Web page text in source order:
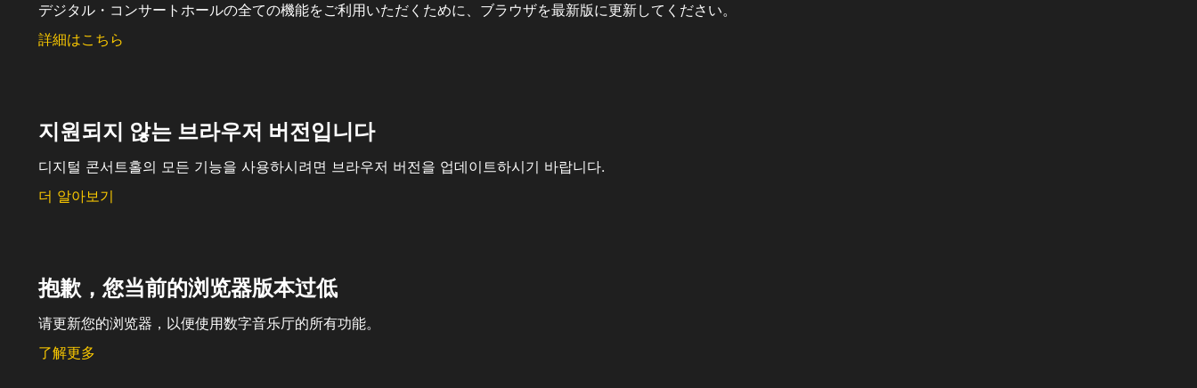
デジタル・コンサートホールの全ての機能をご利用いただくために、ブラウザを最新版に更新してください。
詳細はこちら
지원되지 않는 브라우저 버전입니다
디지털 콘서트홀의 모든 기능을 사용하시려면 브라우저 버전을 업데이트하시기 바랍니다.
더 알아보기
抱歉，您当前的浏览器版本过低
请更新您的浏览器，以便使用数字音乐厅的所有功能。
了解更多